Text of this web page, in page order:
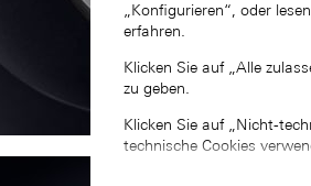
„Konfigurieren“, oder
erfahren.
Klicken Sie auf „Alle
zu geben.
Klicken Sie auf „Nicht-
technische Cookies